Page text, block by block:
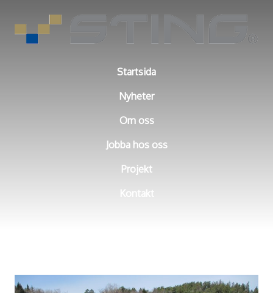
Startsida
Nyheter
Om oss
Jobba hos oss
Projekt
Kontakt